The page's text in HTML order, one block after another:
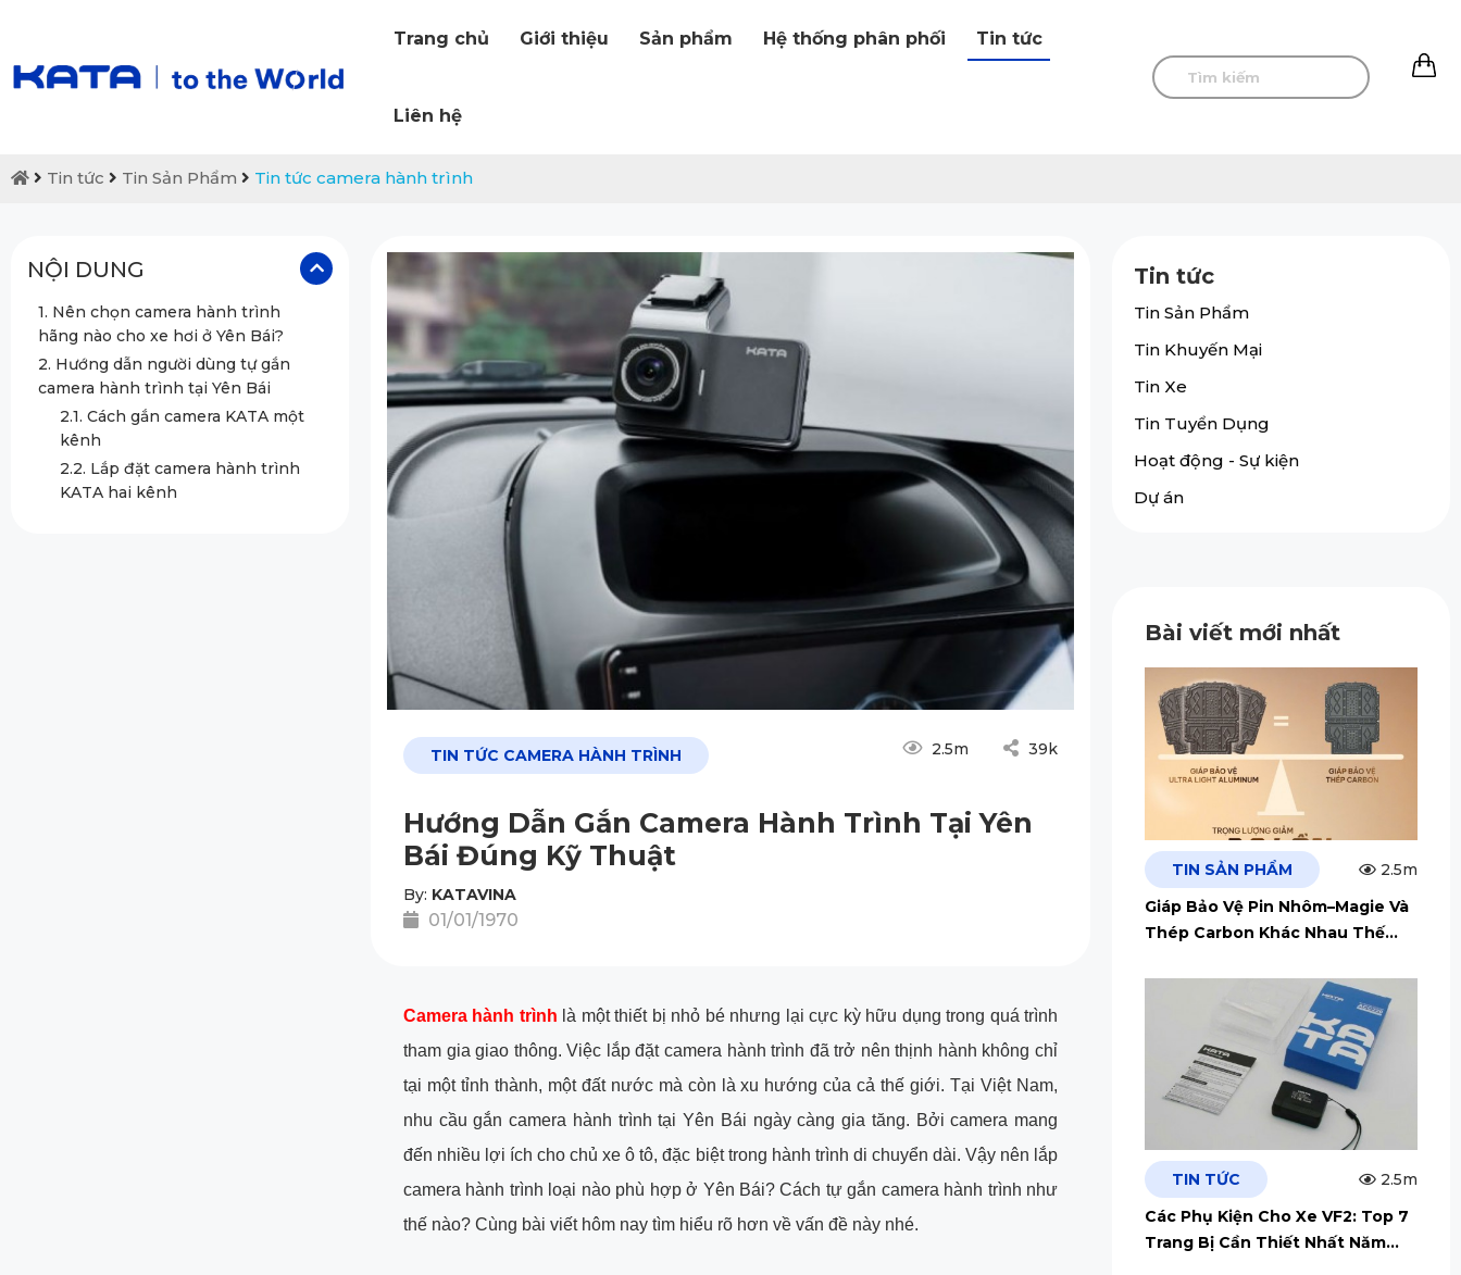
Trang chủ Giới thiệu Sản phẩm Hệ thống phân phối Tin tức
Liên hệ
Tin tức Tin Sản Phẩm Tin tức camera hành trình
NỘI DUNG
1. Nên chọn camera hành trình
hãng nào cho xe hơi ở Yên Bái?
2. Hướng dẫn người dùng tự gắn
camera hành trình tại Yên Bái
2.1. Cách gắn camera KATA một
kênh
2.2. Lắp đặt camera hành trình
KATA hai kênh
TIN TỨC CAMERA HÀNH TRÌNH 2.5m 39k
Hướng Dẫn Gắn Camera Hành Trình Tại Yên
Bái Đúng Kỹ Thuật
By: KATAVINA
01/01/1970
Camera hành trình là một thiết bị nhỏ bé nhưng lại cực kỳ hữu dụng trong quá trình
tham gia giao thông. Việc lắp đặt camera hành trình đã trở nên thịnh hành không chỉ
tại một tỉnh thành, một đất nước mà còn là xu hướng của cả thế giới. Tại Việt Nam,
nhu cầu gắn camera hành trình tại Yên Bái ngày càng gia tăng. Bởi camera mang
đến nhiều lợi ích cho chủ xe ô tô, đặc biệt trong hành trình di chuyển dài. Vậy nên lắp
camera hành trình loại nào phù hợp ở Yên Bái? Cách tự gắn camera hành trình như
thế nào? Cùng bài viết hôm nay tìm hiểu rõ hơn về vấn đề này nhé.
Tin tức
Tin Sản Phẩm
Tin Khuyến Mại
Tin Xe
Tin Tuyển Dụng
Hoạt động - Sự kiện
Dự án
Bài viết mới nhất
TIN SẢN PHẨM
2.5m
Giáp Bảo Vệ Pin Nhôm–Magie Và
Thép Carbon Khác Nhau Thế
TIN TỨC
2.5m
Các Phụ Kiện Cho Xe VF2: Top 7
Trang Bị Cần Thiết Nhất Năm